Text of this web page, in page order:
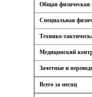
Общая физическая
Специальная
Технико-
Медицинский
Зачетные и
Всего за месяц